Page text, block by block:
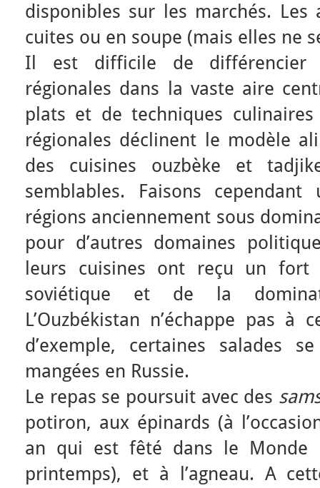
disponibles sur les marchés. Les
cuites ou en soupe (mais elles ne
Il est difficile de différencier
régionales dans la vaste aire
plats et de techniques
régionales déclinent le modèle
des cuisines ouzbèke et
semblables. Faisons
régions anciennement sous
pour d’autres domaines
leurs cuisines ont reçu un
soviétique et de la
L’Ouzbékistan n’échappe pas
d’exemple, certaines salades
mangées en Russie.
Le repas se poursuit avec des
potiron, aux épinards (à
an qui est fêté dans le Monde
printemps), et à l’agneau. A